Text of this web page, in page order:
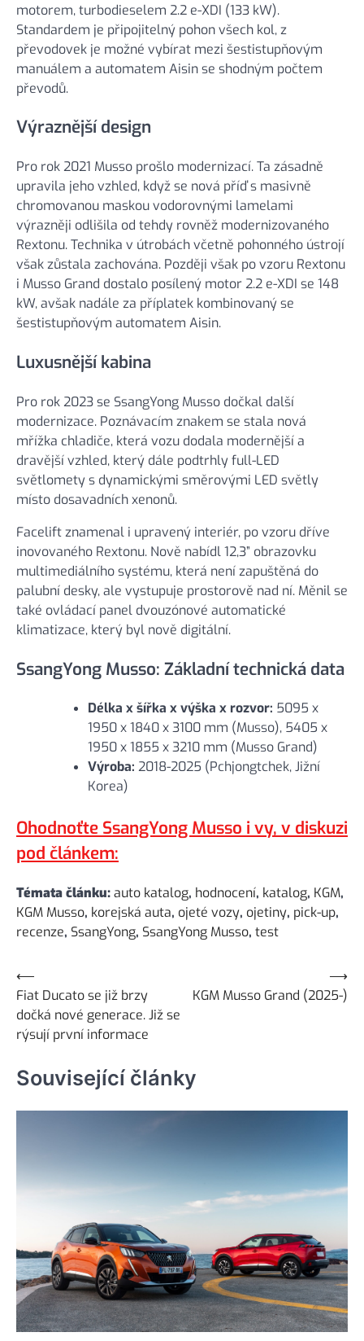
motorem, turbodieselem 2.2 e-XDI (133 kW).
Standardem je připojitelný pohon všech kol, z
převodovek je možné vybírat mezi šestistupňovým
manuálem a automatem Aisin se shodným počtem
převodů.
Výraznější design
Pro rok 2021 Musso prošlo modernizací. Ta zásadně
upravila jeho vzhled, když se nová příď s masivně
chromovanou maskou vodorovnými lamelami
výrazněji odlišila od tehdy rovněž modernizovaného
Rextonu. Technika v útrobách včetně pohonného ústrojí
však zůstala zachována. Později však po vzoru Rextonu
i Musso Grand dostalo posílený motor 2.2 e-XDI se 148
kW, avšak nadále za příplatek kombinovaný se
šestistupňovým automatem Aisin.
Luxusnější kabina
Pro rok 2023 se SsangYong Musso dočkal další
modernizace. Poznávacím znakem se stala nová
mřížka chladiče, která vozu dodala modernější a
dravější vzhled, který dále podtrhly full-LED
světlomety s dynamickými směrovými LED světly
místo dosavadních xenonů.
Facelift znamenal i upravený interiér, po vzoru dříve
inovovaného Rextonu. Nově nabídl 12,3” obrazovku
multimediálního systému, která není zapuštěná do
palubní desky, ale vystupuje prostorově nad ní. Měnil se
také ovládací panel dvouzónové automatické
klimatizace, který byl nově digitální.
SsangYong Musso: Základní technická data
Délka x šířka x výška x rozvor: 5095 x
1950 x 1840 x 3100 mm (Musso), 5405 x
1950 x 1855 x 3210 mm (Musso Grand)
Výroba: 2018-2025 (Pchjongtchek, Jižní
Korea)
Ohodnoťte SsangYong Musso i vy, v diskuzi
pod článkem:
Témata článku:auto katalog, hodnocení, katalog, KGM,
KGM Musso, korejská auta, ojeté vozy, ojetiny, pick-up,
recenze, SsangYong, SsangYong Musso, test
Navigace
pro
příspěvek
⟵
Fiat Ducato se již brzy
dočká nové generace. Již se
rýsují první informace
KGM Musso Grand (2025-)
⟶
Související články